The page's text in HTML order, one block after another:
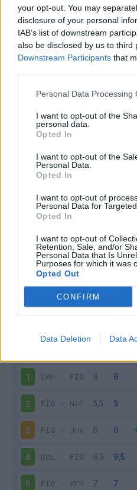
your opt-out. You may
disclosure of your personal
IAB’s list of downstream
also be disclosed by us to third
Downstream Participants that
Personal Data Processing
I want to opt-out of the
personal data.
Opted In
I want to opt-out of the
Personal Data.
Opted In
I want to opt-out of
Personal Data for
Opted In
I want to opt-out of
Retention, Sale, and/or
Personal Data that Is
Purposes for which it was
Opted Out
CONFIRM
Data Deletion Data
Scarica riepilogo
1 EMP - FIO
2 FIO - NAP
3 FIO - JUV
4 BOL - FIO
5 FIO - VER